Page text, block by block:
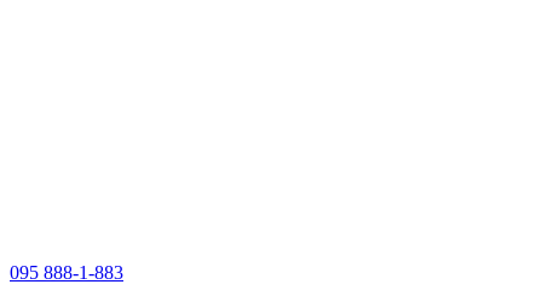
095 888-1-883